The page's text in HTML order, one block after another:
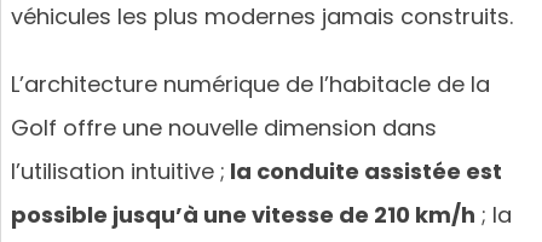
véhicules les plus modernes jamais construits.
L’architecture numérique de l’habitacle de la
Golf offre une nouvelle dimension dans
l’utilisation intuitive ; la conduite assistée est
possible jusqu’à une vitesse de 210 km/h ; la